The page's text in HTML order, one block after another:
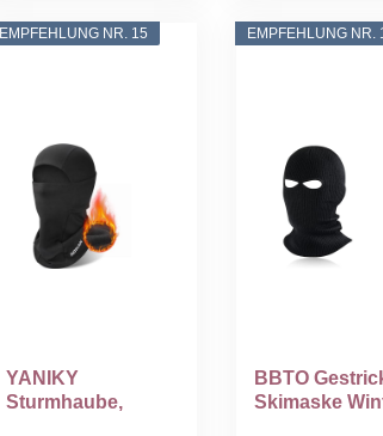
EMPFEHLUNG NR. 15
YANIKY
Sturmhaube,
EMPFEHLUNG NR.
BBTO
Skimaske